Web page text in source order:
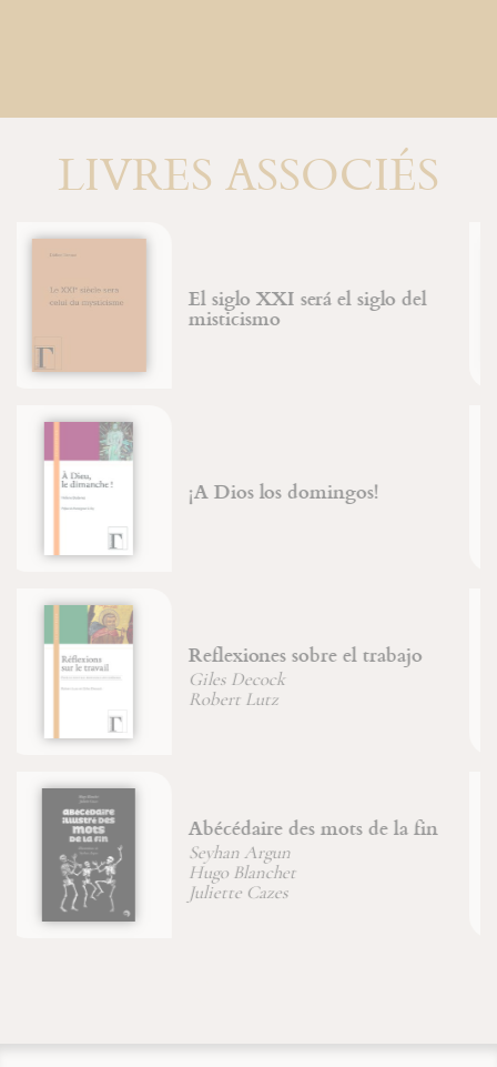
LIVRES ASSOCIÉS
L'arbre des archétypes
Jean-François Froger
Bernadette Main
déification
Pétrir la pierre
David-Maria Turoldo
Les manuscrits enluminés et
leurs créateurs